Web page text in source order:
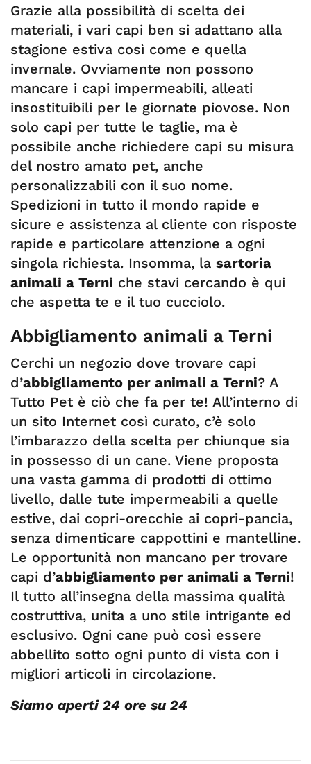
Grazie alla possibilità di scelta dei
materiali, i vari capi ben si adattano alla
stagione estiva così come e quella
invernale. Ovviamente non possono
mancare i capi impermeabili, alleati
insostituibili per le giornate piovose. Non
solo capi per tutte le taglie, ma è
possibile anche richiedere capi su misura
del nostro amato pet, anche
personalizzabili con il suo nome.
Spedizioni in tutto il mondo rapide e
sicure e assistenza al cliente con risposte
rapide e particolare attenzione a ogni
singola richiesta. Insomma, la sartoria
animali a Terni che stavi cercando è qui
che aspetta te e il tuo cucciolo.
Abbigliamento animali a Terni
Cerchi un negozio dove trovare capi
d’abbigliamento per animali a Terni? A
Tutto Pet è ciò che fa per te! All’interno di
un sito Internet così curato, c’è solo
l’imbarazzo della scelta per chiunque sia
in possesso di un cane. Viene proposta
una vasta gamma di prodotti di ottimo
livello, dalle tute impermeabili a quelle
estive, dai copri-orecchie ai copri-pancia,
senza dimenticare cappottini e mantelline.
Le opportunità non mancano per trovare
capi d’abbigliamento per animali a Terni!
Il tutto all’insegna della massima qualità
costruttiva, unita a uno stile intrigante ed
esclusivo. Ogni cane può così essere
abbellito sotto ogni punto di vista con i
migliori articoli in circolazione.
Siamo aperti 24 ore su 24